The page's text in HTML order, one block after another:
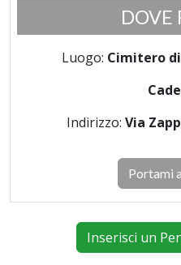
DOVE
Luogo: Cimitero
Indirizzo: Via
Portami
Inserisci un